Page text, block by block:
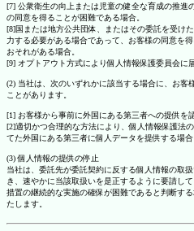
[7] 公衆衛生の向上または児童の健全な育成の推進
の同意を得ることが困難である場合。
[8]国または地方公共団体、またはその委託を受け
力する必要がある場合であって、お客様の同意を
おそれがある場合。
[9] オプトアウト方式により個人情報保護委員会に
(2) 当社は、次のいずれかに該当する場合に、お客
ことがあります。
[1] お客様から事前に外国にある第三者への提供を
[2]適切かつ合理的な方法により、個人情報保護法
てた外国にある第三者に個人データを提供する場合
(3) 個人情報の提供の停止
当社は、委託先が委託契約に反する個人情報の取
き、速やかに当該取扱いを是正するように要請し
措置の継続的な実施の確保が困難であると判断す
たします。